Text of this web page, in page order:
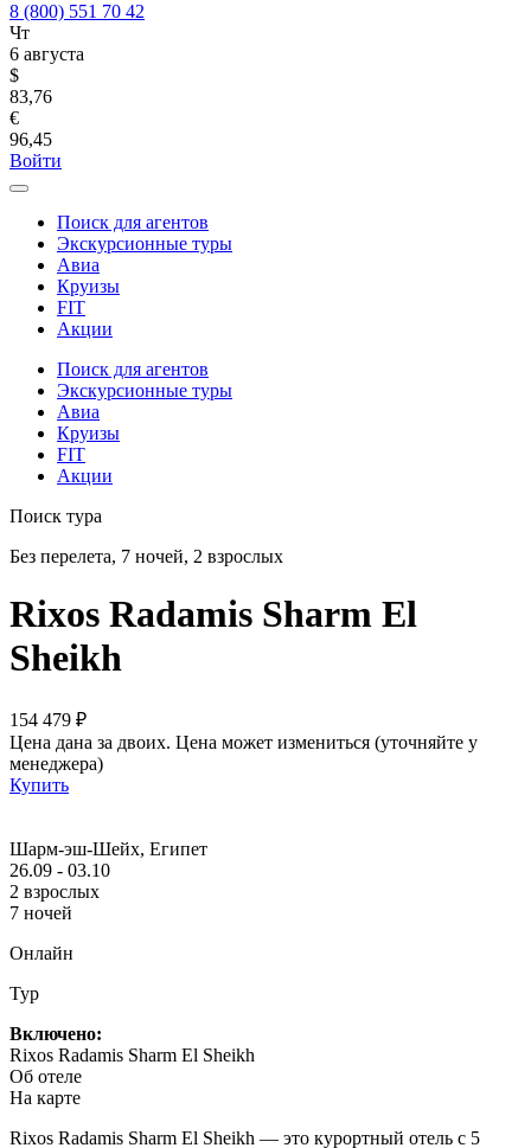
8 (800) 551 70 42
Чт
6 августа
$
83,76
€
96,45
Войти
Поиск для агентов
Экскурсионные туры
Авиа
Круизы
FIT
Акции
Поиск для агентов
Экскурсионные туры
Авиа
Круизы
FIT
Акции
Поиск тура
Без перелета, 7 ночей, 2 взрослых
Rixos Radamis Sharm El
Sheikh
154 479 ₽
Цена дана за двоих. Цена может измениться (уточняйте у
менеджера)
Купить
Шарм-эш-Шейх, Египет
26.09 - 03.10
2 взрослых
7 ночей
Онлайн
Тур
Включено:
Rixos Radamis Sharm El Sheikh
Об отеле
На карте
Rixos Radamis Sharm El Sheikh — это курортный отель с 5